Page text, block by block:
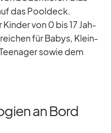
das Pool­deck.
Kin­der von 0 bis 17 Jah­
für Ba­bys, Klein­
so­wie dem
an Bord